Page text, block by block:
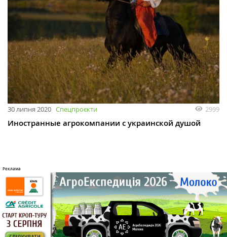
30 липня 2020 Спецпроєкти 2999
Иностранные агрокомпании с украинской душой